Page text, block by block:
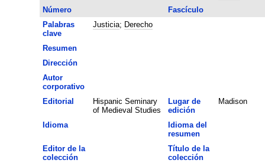
Número
Fascículo
Palabras
clave
Justicia; Derecho
Resumen
Dirección
Autor
corporativo
Editorial
Hispanic Seminary
of Medieval Studies
Lugar de
edición
Madison
Idioma
Idioma del
resumen
Editor de la
colección
Título de la
colección